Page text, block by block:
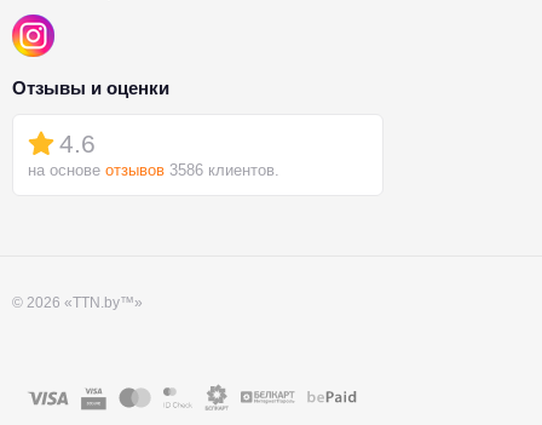
Отзывы и оценки
4.6
на основе отзывов 3586 клиентов.
© 2026 «TTN.by™»